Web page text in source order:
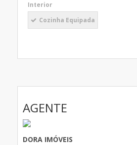
Interior
Cozinha Equipada
AGENTE
DORA IMÓVEIS